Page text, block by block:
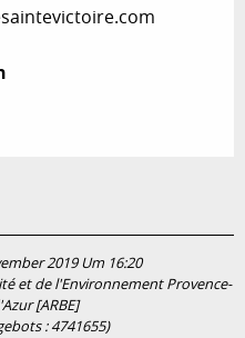
2019 Um 16:20
et de l'Environnement Provence-
[ARBE]
:4741655)